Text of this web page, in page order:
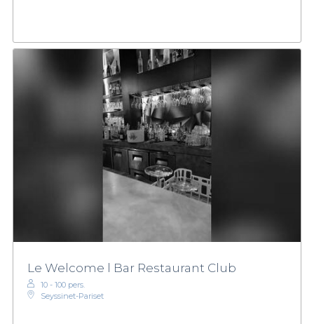
Le Welcome l Bar Restaurant Club
10 - 100 pers.
Seyssinet-Pariset